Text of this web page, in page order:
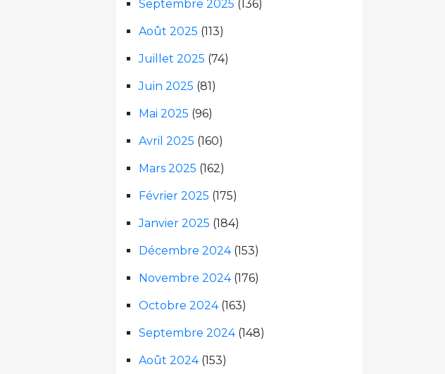
Septembre 2025 (136)
Août 2025 (113)
Juillet 2025 (74)
Juin 2025 (81)
Mai 2025 (96)
Avril 2025 (160)
Mars 2025 (162)
Février 2025 (175)
Janvier 2025 (184)
Décembre 2024(153)
Novembre 2024(176)
Octobre 2024(163)
Septembre 2024(148)
Août 2024(153)